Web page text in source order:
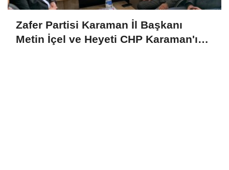
Zafer Partisi Karaman İl Başkanı
Metin İçel ve Heyeti CHP Karaman'ı